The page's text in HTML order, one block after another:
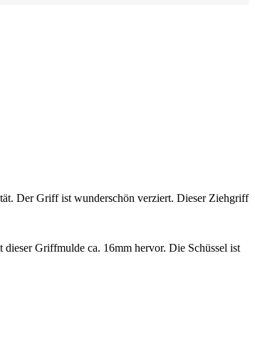
Der Griff ist wunderschön verziert. Dieser Ziehgriff
Griffmulde ca. 16mm hervor. Die Schüssel ist